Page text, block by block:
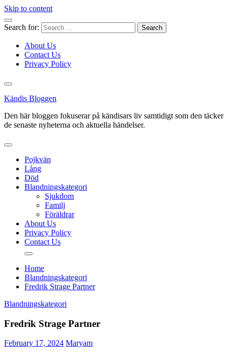
Skip to content
Search for:
About Us
Contact Us
Privacy Policy
Kändis Bloggen
Den här bloggen fokuserar på kändisars liv samtidigt som den täcker
de senaste nyheterna och aktuella händelser.
Pojkvän
Lång
Död
Blandningskategori
Sjukdom
Familj
Föräldrar
About Us
Privacy Policy
Contact Us
Home
Blandningskategori
Fredrik Strage Partner
Blandningskategori
Fredrik Strage Partner
February 17, 2024 Maryam